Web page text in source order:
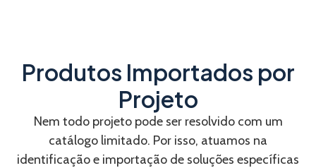
Produtos Importados por
Projeto
Nem todo projeto pode ser resolvido com um
catálogo limitado. Por isso, atuamos na
identificação e importação de soluções específicas